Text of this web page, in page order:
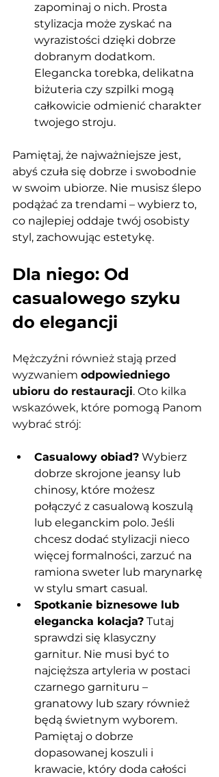
zapominaj o nich. Prosta
stylizacja może zyskać na
wyrazistości dzięki dobrze
dobranym dodatkom.
Elegancka torebka, delikatna
biżuteria czy szpilki mogą
całkowicie odmienić charakter
twojego stroju.
Pamiętaj, że najważniejsze jest,
abyś czuła się dobrze i swobodnie
w swoim ubiorze. Nie musisz ślepo
podążać za trendami – wybierz to,
co najlepiej oddaje twój osobisty
styl, zachowując estetykę.
Dla niego: Od
casualowego szyku
do elegancji
Mężczyźni również stają przed
wyzwaniem odpowiedniego
ubioru do restauracji. Oto kilka
wskazówek, które pomogą Panom
wybrać strój:
Casualowy obiad? Wybierz
dobrze skrojone jeansy lub
chinosy, które możesz
połączyć z casualową koszulą
lub eleganckim polo. Jeśli
chcesz dodać stylizacji nieco
więcej formalności, zarzuć na
ramiona sweter lub marynarkę
w stylu smart casual.
Spotkanie biznesowe lub
elegancka kolacja? Tutaj
sprawdzi się klasyczny
garnitur. Nie musi być to
najcięższa artyleria w postaci
czarnego garnituru –
granatowy lub szary również
będą świetnym wyborem.
Pamiętaj o dobrze
dopasowanej koszuli i
krawacie, który doda całości